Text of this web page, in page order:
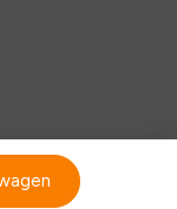
Webdevelopment